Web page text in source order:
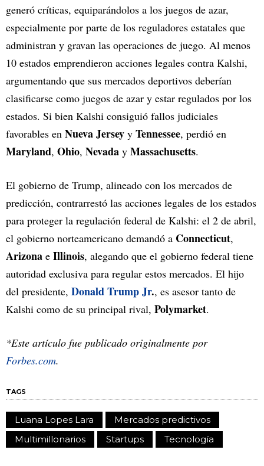
generó críticas, equiparándolos a los juegos de azar,
especialmente por parte de los reguladores estatales que
administran y gravan las operaciones de juego. Al menos
10 estados emprendieron acciones legales contra Kalshi,
argumentando que sus mercados deportivos deberían
clasificarse como juegos de azar y estar regulados por los
estados. Si bien Kalshi consiguió fallos judiciales
favorables en Nueva Jersey y Tennessee, perdió en
Maryland, Ohio, Nevada y Massachusetts.
El gobierno de Trump, alineado con los mercados de
predicción, contrarrestó las acciones legales de los estados
para proteger la regulación federal de Kalshi: el 2 de abril,
el gobierno norteamericano demandó a Connecticut,
Arizona e Illinois, alegando que el gobierno federal tiene
autoridad exclusiva para regular estos mercados. El hijo
del presidente, Donald Trump Jr., es asesor tanto de
Kalshi como de su principal rival, Polymarket.
*Este artículo fue publicado originalmente por
Forbes.com.
TAGS
Luana Lopes Lara
Mercados predictivos
Multimillonarios
Startups Tecnología